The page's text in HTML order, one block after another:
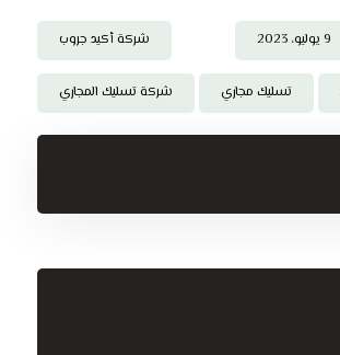
شركة أكيد جروب 9 يوليو، 2023
تسليك مجاري شركة تسليك المجاري